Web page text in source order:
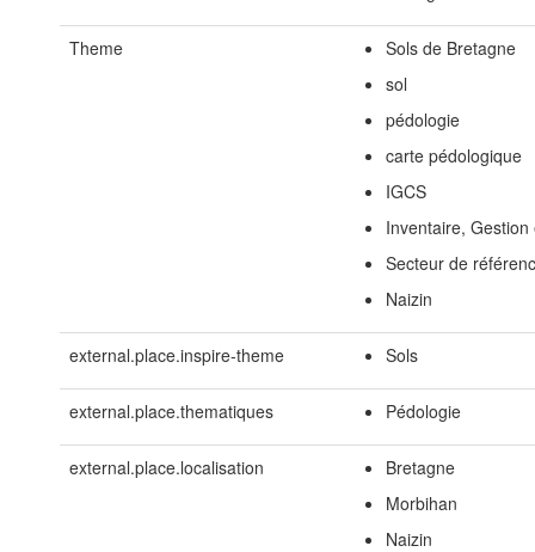
Theme
Sols de Bretagne
sol
pédologie
carte pédologique
IGCS
Inventaire,
Secteur de
Naizin
external.place.inspire-theme Sols
external.place.thematiques Pédologie
external.place.localisation
Bretagne
Morbihan
Naizin